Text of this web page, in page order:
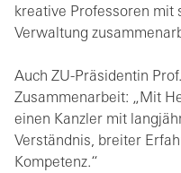
kreative Professoren
Verwaltung
Auch ZU-Präsidentin
Zusammenarbeit: „Mit
einen Kanzler mit
Verständnis, breiter
Kompetenz.“